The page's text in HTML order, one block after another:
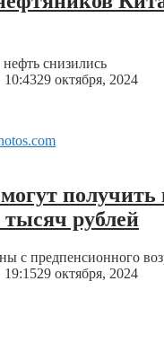
снизились
10:4329 октября, 2024
рублей
с предпенсионного
19:1529 октября, 2024